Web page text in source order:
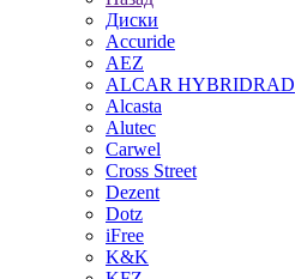
Диски
Accuride
AEZ
ALCAR HYBRIDRAD
Alcasta
Alutec
Carwel
Cross Street
Dezent
Dotz
iFree
K&K